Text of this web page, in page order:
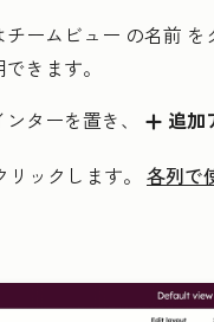
ームビュー の名前
きます。
ターを置き、
add 追加
リックします。 各列で